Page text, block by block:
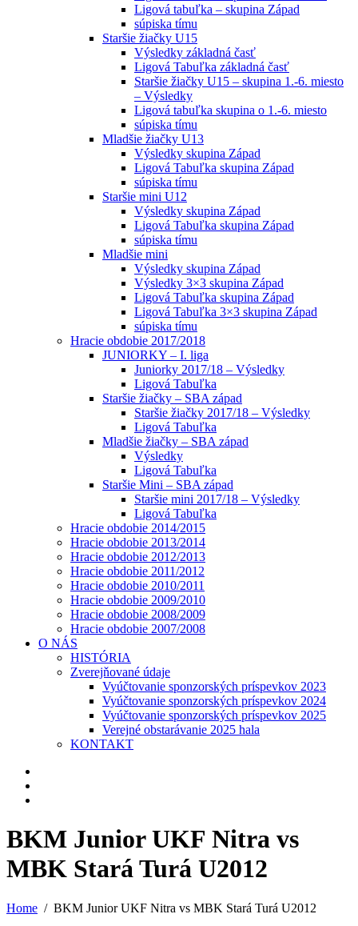
Ligová tabuľka – skupina Západ
súpiska tímu
Staršie žiačky U15
Výsledky základná časť
Ligová Tabuľka základná časť
Staršie žiačky U15 – skupina 1.-6. miesto
– Výsledky
Ligová tabuľka skupina o 1.-6. miesto
súpiska tímu
Mladšie žiačky U13
Výsledky skupina Západ
Ligová Tabuľka skupina Západ
súpiska tímu
Staršie mini U12
Výsledky skupina Západ
Ligová Tabuľka skupina Západ
súpiska tímu
Mladšie mini
Výsledky skupina Západ
Výsledky 3×3 skupina Západ
Ligová Tabuľka skupina Západ
Ligová Tabuľka 3×3 skupina Západ
súpiska tímu
Hracie obdobie 2017/2018
JUNIORKY – I. liga
Juniorky 2017/18 – Výsledky
Ligová Tabuľka
Staršie žiačky – SBA západ
Staršie žiačky 2017/18 – Výsledky
Ligová Tabuľka
Mladšie žiačky – SBA západ
Výsledky
Ligová Tabuľka
Staršie Mini – SBA západ
Staršie mini 2017/18 – Výsledky
Ligová Tabuľka
Hracie obdobie 2014/2015
Hracie obdobie 2013/2014
Hracie obdobie 2012/2013
Hracie obdobie 2011/2012
Hracie obdobie 2010/2011
Hracie obdobie 2009/2010
Hracie obdobie 2008/2009
Hracie obdobie 2007/2008
O NÁS
HISTÓRIA
Zverejňované údaje
Vyúčtovanie sponzorských príspevkov 2023
Vyúčtovanie sponzorských príspevkov 2024
Vyúčtovanie sponzorských príspevkov 2025
Verejné obstarávanie 2025 hala
KONTAKT
BKM Junior UKF Nitra vs
MBK Stará Turá U2012
Home BKM Junior UKF Nitra vs MBK Stará Turá U2012